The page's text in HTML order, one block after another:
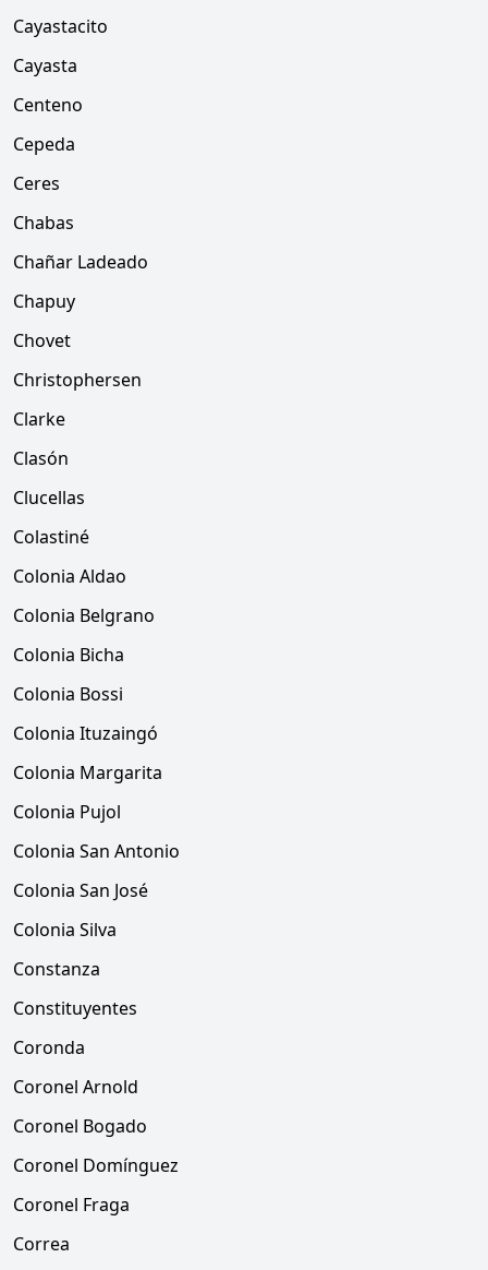
Cayastacito
Cayasta
Centeno
Cepeda
Ceres
Chabas
Chañar Ladeado
Chapuy
Chovet
Christophersen
Clarke
Clasón
Clucellas
Colastiné
Colonia Aldao
Colonia Belgrano
Colonia Bicha
Colonia Bossi
Colonia Ituzaingó
Colonia Margarita
Colonia Pujol
Colonia San Antonio
Colonia San José
Colonia Silva
Constanza
Constituyentes
Coronda
Coronel Arnold
Coronel Bogado
Coronel Domínguez
Coronel Fraga
Correa